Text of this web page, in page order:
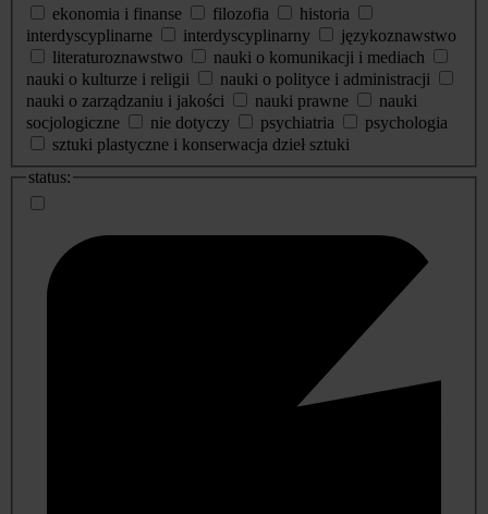
ekonomia i finanse
filozofia
historia
interdyscyplinarne
interdyscyplinarny
językoznawstwo
literaturoznawstwo
nauki o komunikacji i mediach
nauki o kulturze i religii
nauki o polityce i administracji
nauki o zarządzaniu i jakości
nauki prawne
nauki
socjologiczne
nie dotyczy psychiatria
psychologia
sztuki plastyczne i konserwacja dzieł sztuki
status: